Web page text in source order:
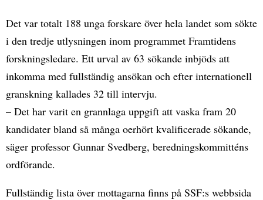
Det var totalt 188 unga forskare över hela landet som sökte
i den tredje utlysningen inom programmet Framtidens
forskningsledare. Ett urval av 63 sökande inbjöds att
inkomma med fullständig ansökan och efter internationell
granskning kallades 32 till intervju.
– Det har varit en grannlaga uppgift att vaska fram 20
kandidater bland så många oerhört kvalificerade sökande,
säger professor Gunnar Svedberg, beredningskommitténs
ordförande.
Fullständig lista över mottagarna finns på SSF:s webbsida